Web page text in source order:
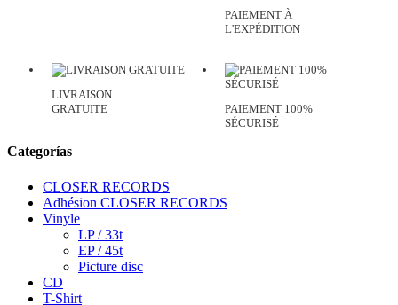
PAIEMENT À
L'EXPÉDITION
LIVRAISON
GRATUITE
PAIEMENT 100%
SÉCURISÉ
Categorías
CLOSER RECORDS
Adhésion CLOSER RECORDS
Vinyle
LP / 33t
EP / 45t
Picture disc
CD
T-Shirt